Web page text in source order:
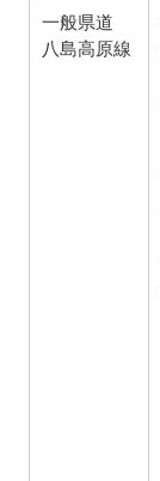
一般県道
八島高原線